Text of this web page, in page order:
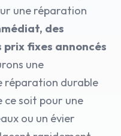
une réparation
des
fixes annoncés
une
réparation durable
ce soit pour une
ou un évier